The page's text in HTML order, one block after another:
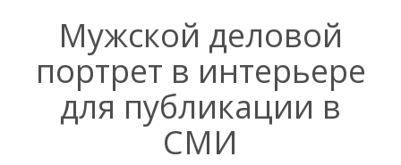
Мужской деловой
портрет в интерьере
для публикации в
СМИ